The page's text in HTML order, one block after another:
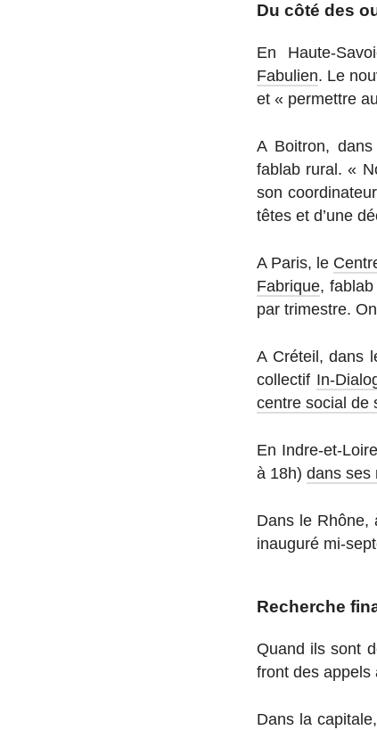
Du côté des
En Haute-
Fabulien. Le
et « per­mettre
A Boitron, dans
fablab rural. «
son
têtes et d’une
A Paris, le
Fabrique,
par tri­mestre.
A Créteil, dans
col­lec­tif In-
centre social de
En Indre-et-
à 18h) dans ses
Dans le Rhône,
inau­guré mi-
Recherche
Quand ils sont
front des appels
Dans la